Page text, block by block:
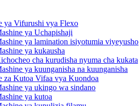
ya Vifurushi vya Flexo
ya Uchapishaji
ya lamination isiyotumia viyeyusho
ya kukausha
cha kurudisha nyuma cha kukata
ya kuunganisha na kuunganisha
za Kutoa Vifaa vya Kuondoa
ya ukingo wa sindano
ya kutoa